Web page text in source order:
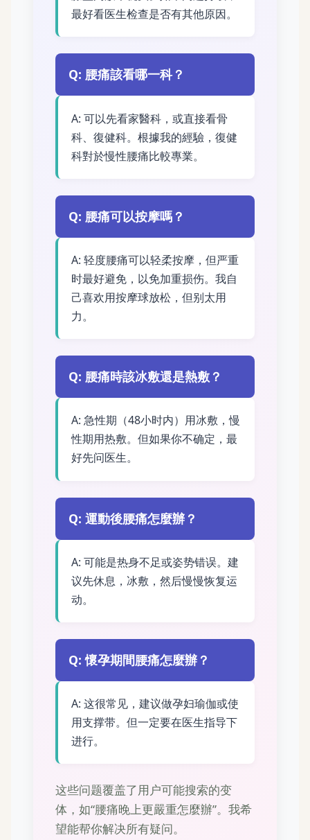
最好看医生检查是否有其他原因。
Q: 腰痛該看哪一科？
A: 可以先看家醫科，或直接看骨
科、復健科。根據我的經驗，復健
科對於慢性腰痛比較專業。
Q: 腰痛可以按摩嗎？
A: 轻度腰痛可以轻柔按摩，但严重
时最好避免，以免加重损伤。我自
己喜欢用按摩球放松，但别太用
力。
Q: 腰痛時該冰敷還是熱敷？
A: 急性期（48小时内）用冰敷，慢
性期用热敷。但如果你不确定，最
好先问医生。
Q: 運動後腰痛怎麼辦？
A: 可能是热身不足或姿势错误。建
议先休息，冰敷，然后慢慢恢复运
动。
Q: 懷孕期間腰痛怎麼辦？
A: 这很常见，建议做孕妇瑜伽或使
用支撑带。但一定要在医生指导下
进行。
这些问题覆盖了用户可能搜索的变
体，如“腰痛晚上更嚴重怎麼辦”。我希
望能帮你解决所有疑问。